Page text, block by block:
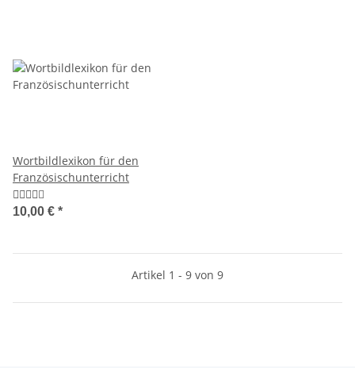
Wortbildlexikon für den
Französischunterricht
10,00 € *
Artikel 1 - 9 von 9